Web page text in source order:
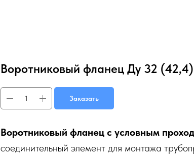
Воротниковый фланец Ду 32
Заказать
Воротниковый фланец с условным
соединительный элемент для монтажа